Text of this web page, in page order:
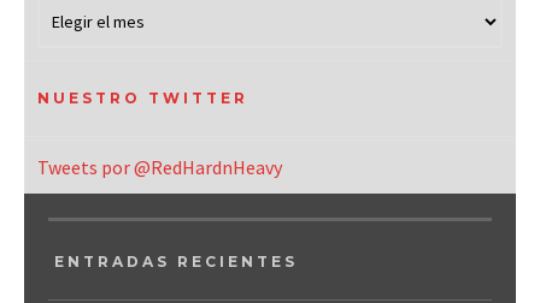
NUESTRO TWITTER
Tweets por @RedHardnHeavy
ENTRADAS RECIENTES